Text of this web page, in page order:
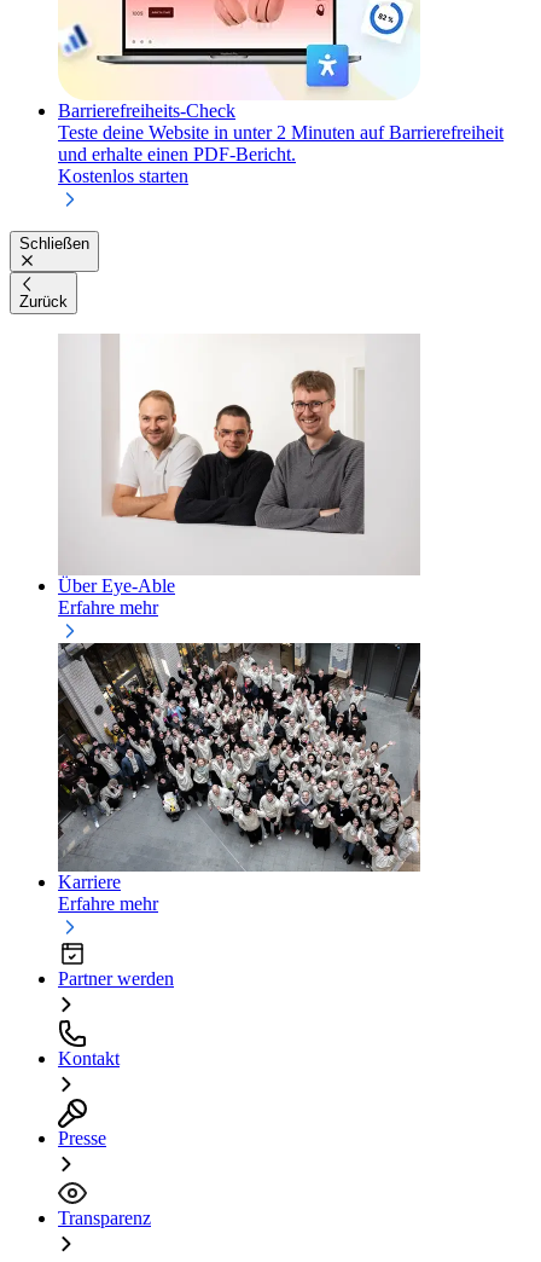
Barrierefreiheits-Check
Teste deine Website in unter 2 Minuten auf Barrierefreiheit
und erhalte einen PDF-Bericht.
Kostenlos starten
Schließen
Zurück
Über Eye-Able
Erfahre mehr
Karriere
Erfahre mehr
Partner werden
Kontakt
Presse
Transparenz